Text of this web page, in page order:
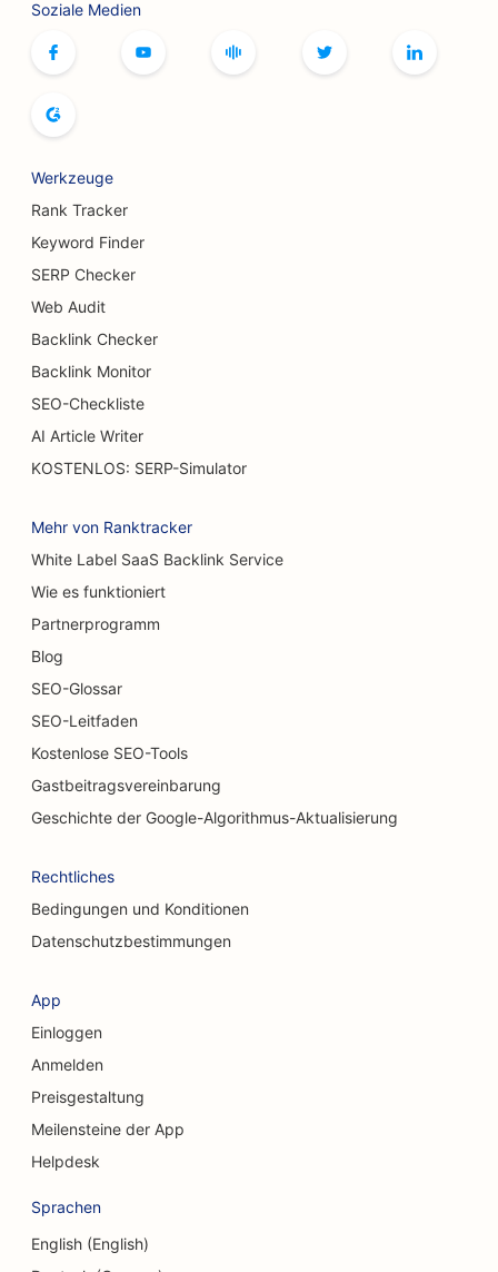
SEO für Bowlingbahnen
SEO für Brettspiel-Cafés
SEO für Brauereien
SEO für Brustvergrößerungsdienste
SEO für Buffet-Restaurants
SEO für Cafés
SEO für Konditoreien
SEO für Restaurants, die zwanglos speisen
SEO für Autowaschanlagen
SEO für Autohäuser
SEO für Reinigungsdienste
SEO für Chiropraktiker
SEO für chemische Peeling-Dienstleistungen
SEO für kraniofaziale Chirurgen
SEO für Coffee Shops
SEO für Kreditgenossenschaften
SEO für Feinkostläden
SEO für Schuldnerberatungsdienste
SEO für Währungsumtausch-Dienstleistungen
Soziale Medien
Werkzeuge
Rank Tracker
Keyword Finder
SERP Checker
Web Audit
Backlink Checker
Backlink Monitor
SEO-Checkliste
AI Article Writer
KOSTENLOS: SERP-Simulator
Mehr von Ranktracker
White Label SaaS Backlink Service
Wie es funktioniert
Partnerprogramm
Blog
SEO-Glossar
SEO-Leitfaden
Kostenlose SEO-Tools
Gastbeitragsvereinbarung
Geschichte der Google-Algorithmus-Aktualisierung
Rechtliches
Bedingungen und Konditionen
Datenschutzbestimmungen
App
Einloggen
Anmelden
Preisgestaltung
Meilensteine der App
Helpdesk
Sprachen
English (English)